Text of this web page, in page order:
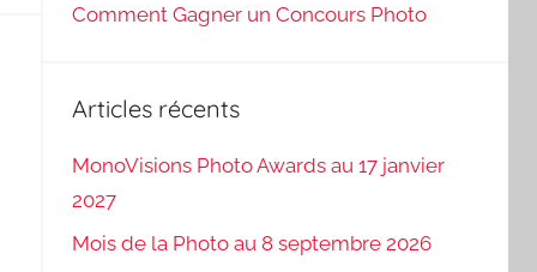
Comment Gagner un Concours Photo
Articles récents
MonoVisions Photo Awards au 17 janvier
2027
Mois de la Photo au 8 septembre 2026